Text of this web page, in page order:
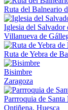
Ruta del Balneario
Iglesia del
Villanueva de
Ruta de Yebra de
Bisimbre
Zaragoza
Parrroquia de
Ontiñena, Huesca